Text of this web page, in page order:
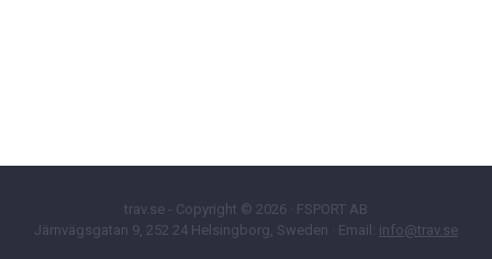
trav.se - Copyright © 2026 · FSPORT AB
Järnvägsgatan 9, 252 24 Helsingborg, Sweden · Email: info@trav.se